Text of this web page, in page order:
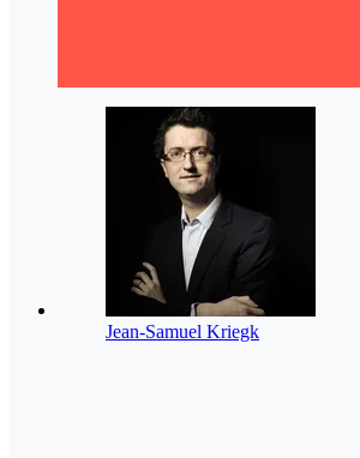
Jean-Samuel Kriegk